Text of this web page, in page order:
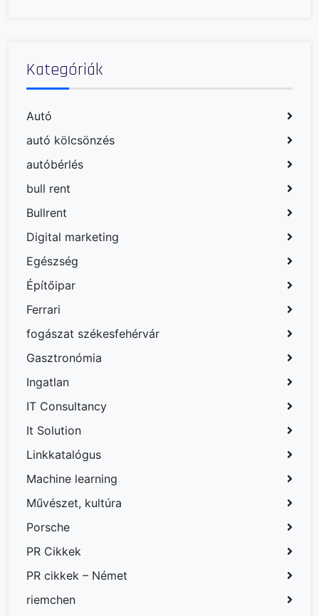
Kategóriák
Autó
autó kölcsönzés
autóbérlés
bull rent
Bullrent
Digital marketing
Egészség
Építőipar
Ferrari
fogászat székesfehérvár
Gasztronómia
Ingatlan
IT Consultancy
It Solution
Linkkatalógus
Machine learning
Művészet, kultúra
Porsche
PR Cikkek
PR cikkek – Német
riemchen